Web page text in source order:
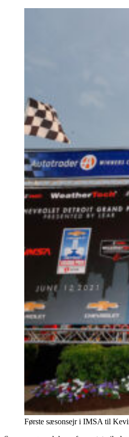
Første sæsonsejr i IMSA til